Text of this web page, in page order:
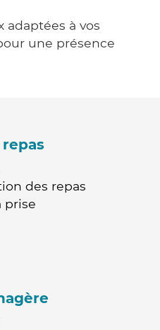
à vos
une présence
des repas
prise